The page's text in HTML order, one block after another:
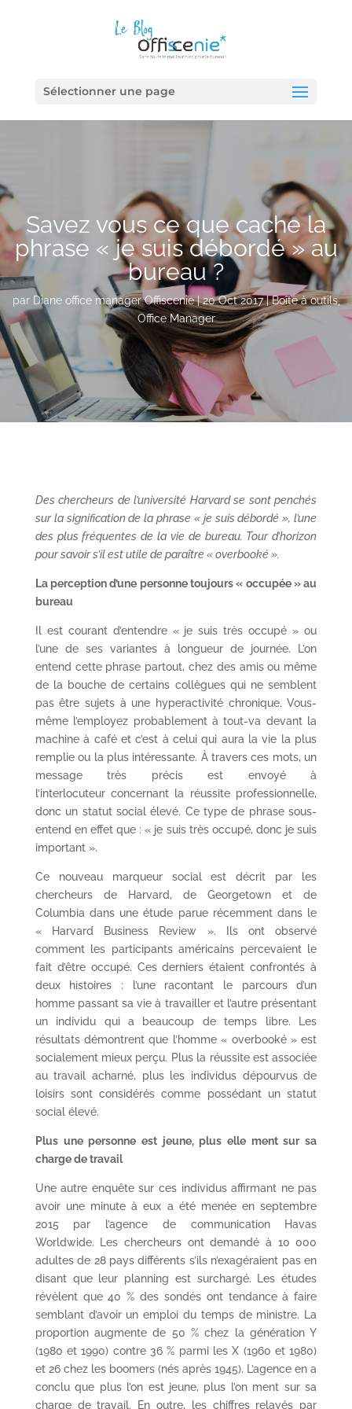
Sélectionner une page
Savez vous ce que cache la
phrase « je suis débordé » au
bureau ?
par Diane office manager Offiscenie|20 Oct 2017|Boîte à outils,
Office Manager
Des chercheurs de l’université Harvard se sont penchés
sur la signification de la phrase « je suis débordé », l’une
des plus fréquentes de la vie de bureau. Tour d’horizon
pour savoir s’il est utile de paraître « overbooké ».
La perception d’une personne toujours « occupée » au
bureau
Il est courant d’entendre « je suis très occupé » ou
l’une de ses variantes à longueur de journée. L’on
entend cette phrase partout, chez des amis ou même
de la bouche de certains collègues qui ne semblent
pas être sujets à une hyperactivité chronique. Vous-
même l’employez probablement à tout-va devant la
machine à café et c’est à celui qui aura la vie la plus
remplie ou la plus intéressante. À travers ces mots, un
message très précis est envoyé à
l’interlocuteur concernant la réussite professionnelle,
donc un statut social élevé. Ce type de phrase sous-
entend en effet que : « je suis très occupé, donc je suis
important ».
Ce nouveau marqueur social est décrit par les
chercheurs de Harvard, de Georgetown et de
Columbia dans une étude parue récemment dans le
« Harvard Business Review ». Ils ont observé
comment les participants américains percevaient le
fait d’être occupé. Ces derniers étaient confrontés à
deux histoires : l’une racontant le parcours d’un
homme passant sa vie à travailler et l’autre présentant
un individu qui a beaucoup de temps libre. Les
résultats démontrent que l’homme « overbooké » est
socialement mieux perçu. Plus la réussite est associée
au travail acharné, plus les individus dépourvus de
loisirs sont considérés comme possédant un statut
social élevé.
Plus une personne est jeune, plus elle ment sur sa
charge de travail
Une autre enquête sur ces individus affirmant ne pas
avoir une minute à eux a été menée en septembre
2015 par l’agence de communication Havas
Worldwide. Les chercheurs ont demandé à 10 000
adultes de 28 pays différents s’ils n’exagéraient pas en
disant que leur planning est surchargé. Les études
révèlent que 40 % des sondés ont tendance à faire
semblant d’avoir un emploi du temps de ministre. La
proportion augmente de 50 % chez la génération Y
(1980 et 1990) contre 36 % parmi les X (1960 et 1980)
et 26 chez les boomers (nés après 1945). L’agence en a
conclu que plus l’on est jeune, plus l’on ment sur sa
charge de travail. En outre, les chiffres relayés par